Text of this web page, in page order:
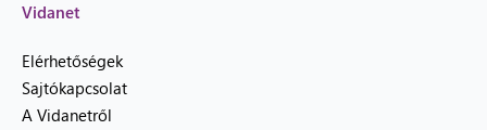
Vidanet
Elérhetőségek
Sajtókapcsolat
A Vidanetről